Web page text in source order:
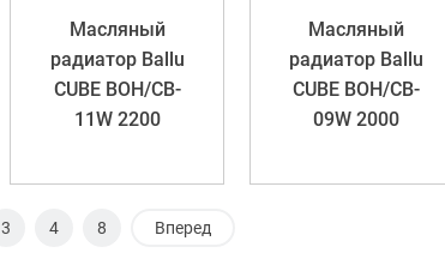
Масляный
радиатор Ballu
CUBE BOH/CB-
11W 2200
Масляный
радиатор Ballu
CUBE BOH/CB-
09W 2000
3 4 8 Вперед